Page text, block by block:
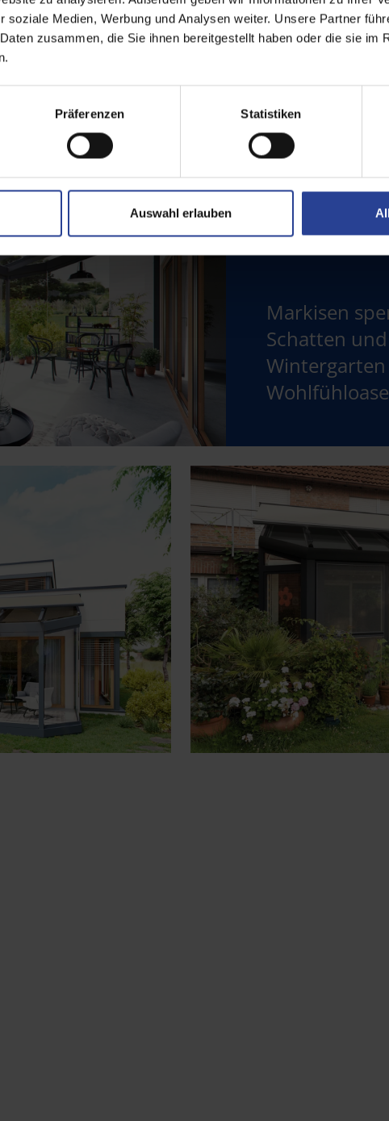
soziale Medien, Werbung und Analysen weiter. Unsere Partner
zusammen, die Sie ihnen bereitgestellt haben oder die sie im
Präferenzen Statistiken
Auswahl erlauben
Markisen
Schatten